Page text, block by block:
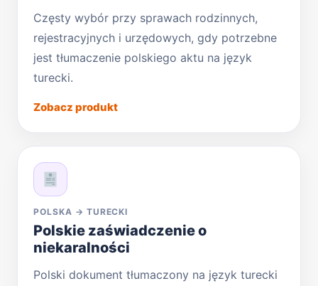
Częsty wybór przy sprawach rodzinnych,
rejestracyjnych i urzędowych, gdy potrzebne
jest tłumaczenie polskiego aktu na język
turecki.
Zobacz produkt
POLSKA → TURECKI
Polskie zaświadczenie o
niekaralności
Polski dokument tłumaczony na język turecki